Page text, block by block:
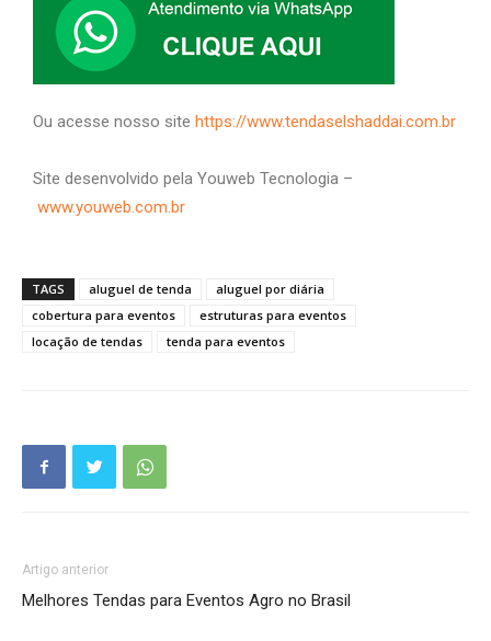
Ou acesse nosso site https://www.tendaselshaddai.com.br
Site desenvolvido pela Youweb Tecnologia –
www.youweb.com.br
TAGS aluguel de tenda
aluguel por diária
cobertura para eventos
estruturas para eventos
locação de tendas
tenda para eventos
Artigo anterior
Melhores Tendas para Eventos Agro no Brasil